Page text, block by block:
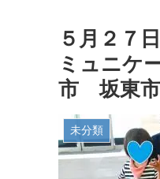
５月２７
ミュニ
市 坂東市
未分類